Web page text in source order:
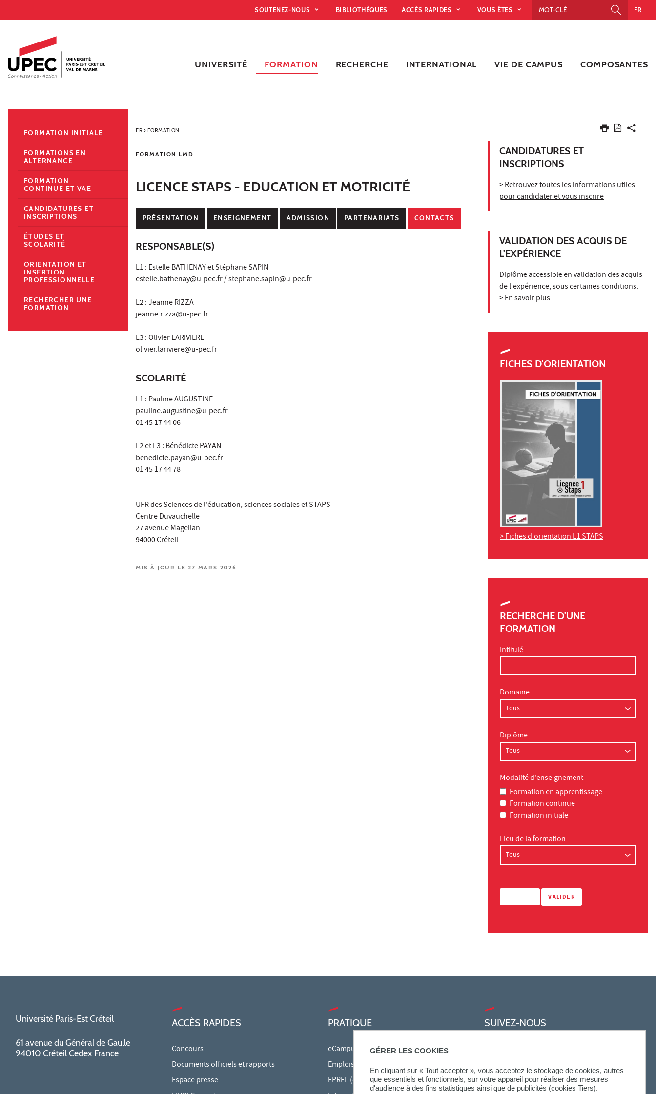
GÉRER LES COOKIES
En cliquant sur « Tout accepter », vous acceptez le stockage de cookies, autres
que essentiels et fonctionnels, sur votre appareil pour réaliser des mesures
d'audience à des fins statistiques ainsi que de publicités (cookies Tiers).
Accès directs
Recherche
Navigation secondaire
SOUTENEZ-NOUS BIBLIOTHÈQUES ACCÈS RAPIDES VOUS ÊTES FR
UNIVERSITÉ FORMATION RECHERCHE INTERNATIONAL VIE DE CAMPUS COMPOSANTES
FR › FORMATION
FORMATION LMD
LICENCE STAPS - EDUCATION ET MOTRICITÉ
PRÉSENTATION ENSEIGNEMENT ADMISSION PARTENARIATS CONTACTS
RESPONSABLE(S)
L1 : Estelle BATHENAY et Stéphane SAPIN
estelle.bathenay@u-pec.fr / stephane.sapin@u-pec.fr
L2 : Jeanne RIZZA
jeanne.rizza@u-pec.fr
L3 : Olivier LARIVIERE
olivier.lariviere@u-pec.fr
SCOLARITÉ
L1 : Pauline AUGUSTINE
pauline.augustine@u-pec.fr
01 45 17 44 06
L2 et L3 : Bénédicte PAYAN
benedicte.payan@u-pec.fr
01 45 17 44 78
UFR des Sciences de l'éducation, sciences sociales et STAPS
Centre Duvauchelle
27 avenue Magellan
94000 Créteil
MIS À JOUR LE 27 MARS 2026
CANDIDATURES ET
INSCRIPTIONS
> Retrouvez toutes les informations utiles
pour candidater et vous inscrire
VALIDATION DES ACQUIS DE
L'EXPÉRIENCE
Diplôme accessible en validation des acquis
de l'expérience, sous certaines conditions.
> En savoir plus
FICHES D'ORIENTATION
> Fiches d'orientation L1 STAPS
RECHERCHE D'UNE
FORMATION
Intitulé
Domaine
Diplôme
Modalité d'enseignement
Formation en apprentissage
Formation continue
Formation initiale
Lieu de la formation
FORMATION INITIALE
FORMATIONS EN
ALTERNANCE
FORMATION
CONTINUE ET VAE
CANDIDATURES ET
INSCRIPTIONS
ÉTUDES ET
SCOLARITÉ
ORIENTATION ET
INSERTION
PROFESSIONNELLE
RECHERCHER UNE
FORMATION
Université Paris-Est Créteil
61 avenue du Général de Gaulle
94010 Créteil Cedex France
ACCÈS RAPIDES
Concours
Documents officiels et rapports
Espace presse
PRATIQUE
eCampus
Emplois du temps en ligne
EPREL (cours en ligne)
SUIVEZ-NOUS